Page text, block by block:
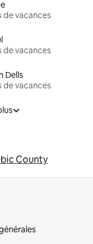
de vacances
de vacances
Dells
de vacances
County